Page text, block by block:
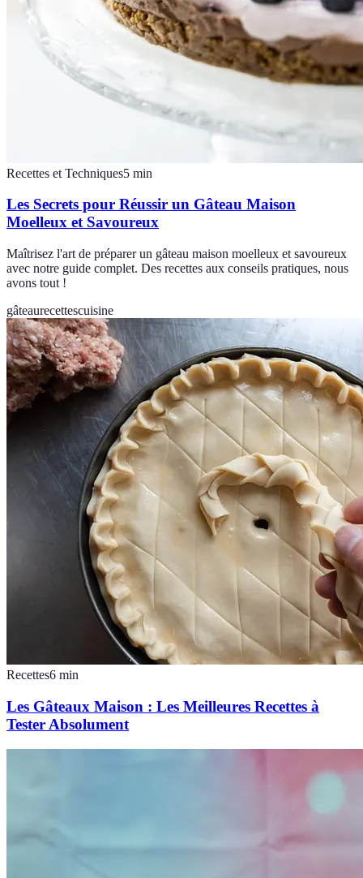
Recettes et Techniques5 min
Les Secrets pour Réussir un Gâteau Maison
Moelleux et Savoureux
Maîtrisez l'art de préparer un gâteau maison moelleux et savoureux
avec notre guide complet. Des recettes aux conseils pratiques, nous
avons tout !
gâteaurecettescuisine
Recettes6 min
Les Gâteaux Maison : Les Meilleures Recettes à
Tester Absolument